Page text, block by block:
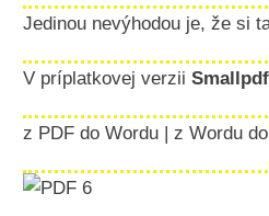
Jedinou nevýhodou je, že si
V príplatkovej verzii
z PDF do Wordu | z Wordu